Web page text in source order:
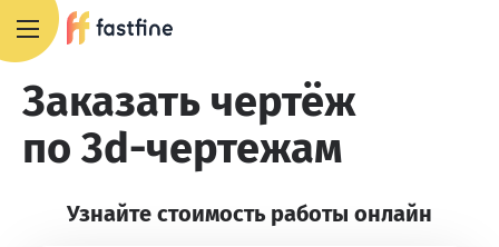
Заказать чертёж
по 3d-чертежам
Узнайте стоимость работы онлайн